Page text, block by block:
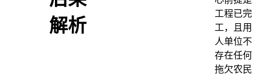
解析
工程已完
工，且用
人单位不
存在任何
拖欠农民